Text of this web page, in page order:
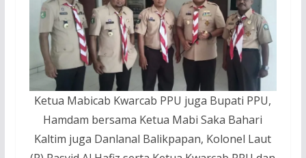
Ketua Mabicab Kwarcab PPU juga Bupati PPU,
Hamdam bersama Ketua Mabi Saka Bahari
Kaltim juga Danlanal Balikpapan, Kolonel Laut